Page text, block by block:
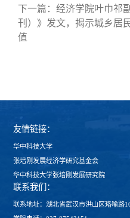
下一篇：经济学院叶巾祁
刊）》发文，揭示城乡居
值
友情链接：
华中科技大学
张培刚发展经济学研究基金会
华中科技大学张培刚发展研究院
联系我们：
联系地址：湖北省武汉市洪山区珞喻路